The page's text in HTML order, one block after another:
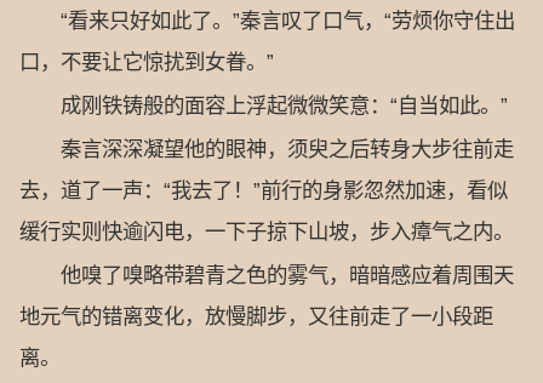
“看来只好如此了。”秦言叹了口气，“劳烦你守住出
口，不要让它惊扰到女眷。”
成刚铁铸般的面容上浮起微微笑意：“自当如此。”
秦言深深凝望他的眼神，须臾之后转身大步往前走
去，道了一声：“我去了！”前行的身影忽然加速，看似
缓行实则快逾闪电，一下子掠下山坡，步入瘴气之内。
他嗅了嗅略带碧青之色的雾气，暗暗感应着周围天
地元气的错离变化，放慢脚步，又往前走了一小段距
离。